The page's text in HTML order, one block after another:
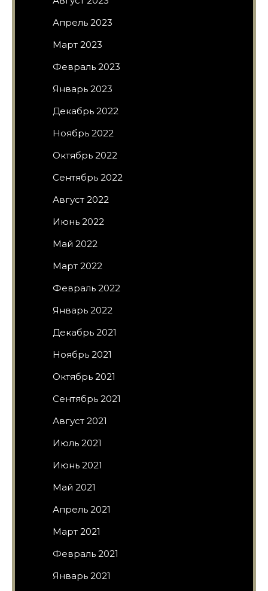
Апрель 2023
Март 2023
Февраль 2023
Январь 2023
Декабрь 2022
Ноябрь 2022
Октябрь 2022
Сентябрь 2022
Август 2022
Июнь 2022
Май 2022
Март 2022
Февраль 2022
Январь 2022
Декабрь 2021
Ноябрь 2021
Октябрь 2021
Сентябрь 2021
Август 2021
Июль 2021
Июнь 2021
Май 2021
Апрель 2021
Март 2021
Февраль 2021
Январь 2021